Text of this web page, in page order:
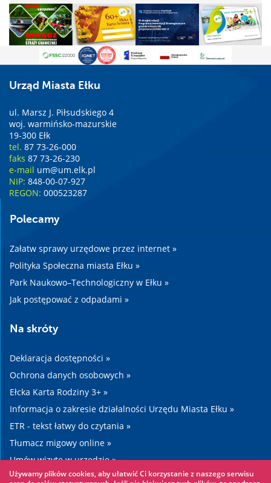
Urząd Miasta Ełku
ul. Marsz J. Piłsudskiego 4
woj. warmińsko-mazurskie
19-300 Ełk
tel. 87 73-26-000
faks 87 73-26-230
e-mail um@um.elk.pl
NIP: 848-00-07-927
REGON: 000523287
Polecamy
Załatw sprawy urzędowe przez internet »
Polityka Społeczna miasta Ełku »
Park Naukowo–Technologiczny w Ełku »
Jak postępować z odpadami »
Na skróty
Deklaracja dostępności »
Ochrona danych osobowych »
Ełcka Karta Rodziny 3+ »
Informacja o zakresie działalności Urzędu Miasta Ełku »
ETR - tekst łatwy do czytania »
Tłumacz migowy online »
Umów wizytę w urzędzie »
Drogi »
Używamy plików cookies, aby ułatwić Ci korzystanie z naszego serwisu